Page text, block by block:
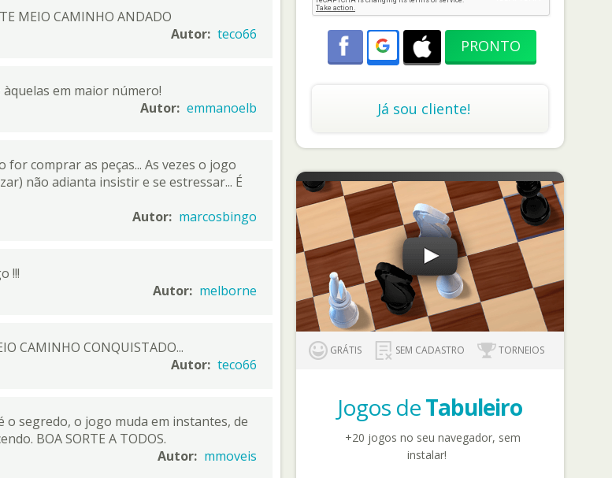
MEIO CAMINHO ANDADO
Autor: teco66
em maior número!
Autor: emmanoelb
comprar as peças... As vezes o jogo
não adianta insistir e se estressar... É
Autor: marcosbingo
!!!
Autor: melborne
CAMINHO CONQUISTADO...
Autor: teco66
o segredo, o jogo muda em instantes, de
BOA SORTE A TODOS.
Autor: mmoveis
Já sou cliente!
GRÁTIS SEM CADASTRO TORNEIOS
Jogos deTabuleiro
+20 jogos no seu navegador, sem
instalar!